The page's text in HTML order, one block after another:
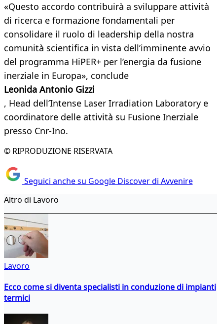
«Questo accordo contribuirà a sviluppare attività
di ricerca e formazione fondamentali per
consolidare il ruolo di leadership della nostra
comunità scientifica in vista dell’imminente avvio
del programma HiPER+ per l’energia da fusione
inerziale in Europa», conclude
Leonida Antonio Gizzi
, Head dell’Intense Laser Irradiation Laboratory e
coordinatore delle attività su Fusione Inerziale
presso Cnr-Ino.
© RIPRODUZIONE RISERVATA
Seguici anche su Google Discover di Avvenire
Altro di Lavoro
Lavoro
Ecco come si diventa specialisti in conduzione di impianti
termici